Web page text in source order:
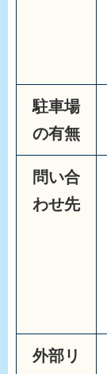
駐車場
の有無
問い合
わせ先
外部リ